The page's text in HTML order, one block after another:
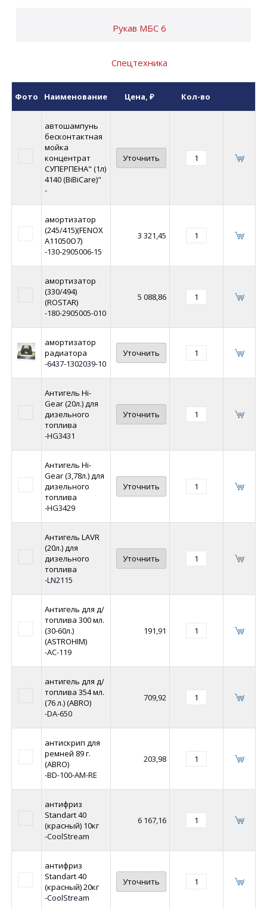
Рукав МБС 6
Спецтехника
Фото Наименование Цена, ₽ Кол-во
автошампунь
бесконтактная
мойка
концентрат
СУПЕРПЕНА" (1л)
4140 (BiBiCare)"
-
Уточнить
амортизатор
(245/415)(FENOX
A11050O7)
-130-2905006-15
3 321,45
амортизатор
(330/494)
(ROSTAR)
-180-2905005-010
5 088,86
амортизатор
радиатора
-6437-1302039-10
Уточнить
Антигель Hi-
Gear (20л.) для
дизельного
топлива
-HG3431
Уточнить
Антигель Hi-
Gear (3,78л.) для
дизельного
топлива
-HG3429
Уточнить
Антигель LAVR
(20л.) для
дизельного
топлива
-LN2115
Уточнить
Антигель для д/
топлива 300 мл.
(30-60л.)
(ASTROHIM)
-AC-119
191,91
антигель для д/
топлива 354 мл.
(76 л.) (ABRO)
-DA-650
709,92
антискрип для
ремней 89 г.
(ABRO)
-BD-100-AM-RE
203,98
антифриз
Standart 40
(красный) 10кг
-CoolStream
6 167,16
антифриз
Standart 40
(красный) 20кг
-CoolStream
Уточнить